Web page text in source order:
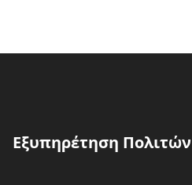
Εξυπηρέτηση Πολιτών